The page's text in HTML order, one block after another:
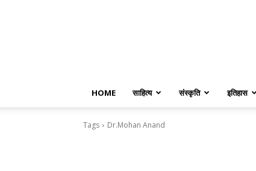
HOME साहित्य संस्कृति इतिहास
Tags Dr.Mohan Anand